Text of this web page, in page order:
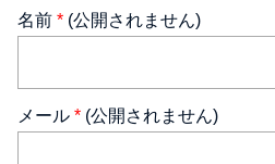
名前 * (公開されません)
メール * (公開されません)